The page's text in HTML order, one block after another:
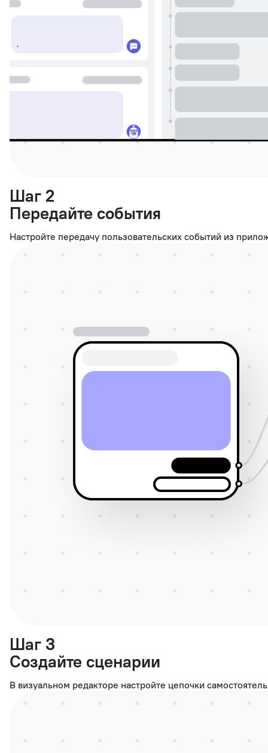
Шаг 2
Передайте события
Настройте передачу пользовательских событий из
Шаг 3
Создайте сценарии
В визуальном редакторе настройте цепочки